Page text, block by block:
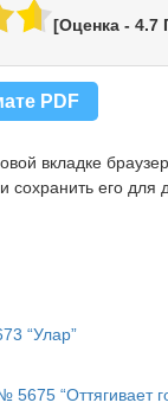
[Оценка - 4.7
PDF
вкладке
сохранить его для
“Улар”
5675 “Оттягивает